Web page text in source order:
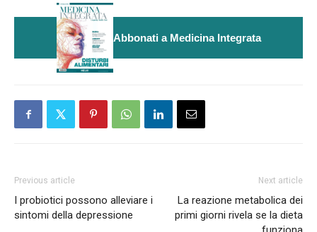
Abbonati a Medicina Integrata
Previous article
I probiotici possono alleviare i
sintomi della depressione
Next article
La reazione metabolica dei
primi giorni rivela se la dieta